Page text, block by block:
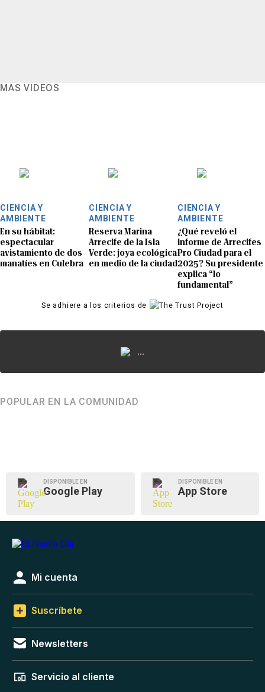
MÁS VIDEOS
CIENCIA Y
AMBIENTE
En su hábitat:
espectacular
avistamiento de dos
manatíes en Culebra
CIENCIA Y
AMBIENTE
Reserva Marina
Arrecife de la Isla
Verde: joya ecológica
en medio de la ciudad
CIENCIA Y
AMBIENTE
¿Qué reveló el
informe de Arrecifes
Pro Ciudad para el
2025? Su presidente
explica “lo
fundamental”
Se adhiere a los criterios de
...
POPULAR EN LA COMUNIDAD
DISPONIBLE EN
Google Play
DISPONIBLE EN
App Store
Mi cuenta
Suscríbete
Newsletters
Servicio al cliente